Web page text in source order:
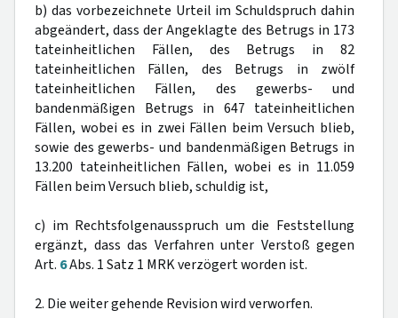
b) das vorbezeichnete Urteil im Schuldspruch dahin
abgeändert, dass der Angeklagte des Betrugs in 173
tateinheitlichen Fällen, des Betrugs in 82
tateinheitlichen Fällen, des Betrugs in zwölf
tateinheitlichen Fällen, des gewerbs- und
bandenmäßigen Betrugs in 647 tateinheitlichen
Fällen, wobei es in zwei Fällen beim Versuch blieb,
sowie des gewerbs- und bandenmäßigen Betrugs in
13.200 tateinheitlichen Fällen, wobei es in 11.059
Fällen beim Versuch blieb, schuldig ist,
c) im Rechtsfolgenausspruch um die Feststellung
ergänzt, dass das Verfahren unter Verstoß gegen
Art. 6Abs. 1 Satz 1 MRK verzögert worden ist.
2. Die weiter gehende Revision wird verworfen.